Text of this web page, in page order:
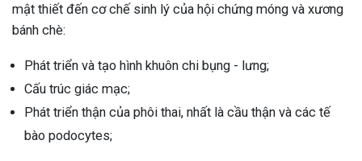
mật thiết đến cơ chế sinh lý của hội chứng móng và xương
bánh chè:
Phát triển và tạo hình khuôn chi bụng - lưng;
Cấu trúc giác mạc;
Phát triển thận của phôi thai, nhất là cầu thận và các tế
bào podocytes;